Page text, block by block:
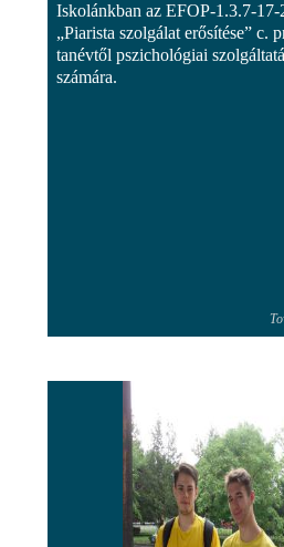
Iskolánkban az EFOP-1.3.7-
„Piarista szolgálat erősítése” c.
tanévtől pszichológiai
számára.